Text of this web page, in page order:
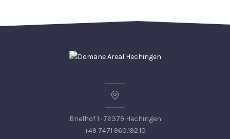
Brielhof 1 · 72379 Hechingen
+49 7471 960.192.10